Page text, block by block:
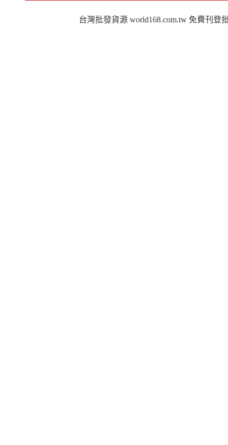
台灣批發貨源 world168.com.tw 免費刊登